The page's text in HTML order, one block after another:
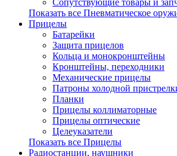
Сопутствующие товары и
Показать все Пневматическое
Прицелы
Батарейки
Защита прицелов
Кольца и монокронштейны
Кронштейны, переходники
Механические прицелы
Патроны холодной
Планки
Прицелы коллиматорные
Прицелы оптические
Целеуказатели
Показать все Прицелы
Радиостанции, наушники